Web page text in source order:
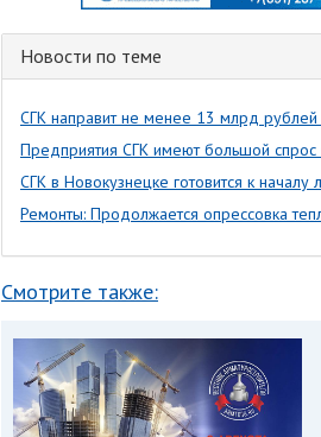
Новости по теме
СГК направит не менее 13 млрд
Предприятия СГК имеют большой
СГК в Новокузнецке готовится к началу
Ремонты: Продолжается опрессовка
Смотрите также: